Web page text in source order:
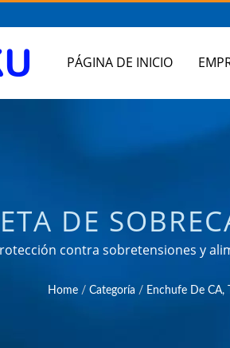
PÁGINA DE INICIO
DE
REGLETA /
contra sobretensiones y
las necesidades de aplicaciones de
Home / Categoría / Enchufe De CA,